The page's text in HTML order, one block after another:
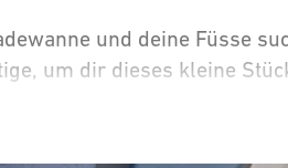
und deine Füsse
um dir dieses kleine
– Dein